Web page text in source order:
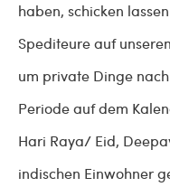
haben, schicken
Spediteure auf
um private Dinge
Periode auf dem
Hari Raya/ Eid,
indischen Einwohner